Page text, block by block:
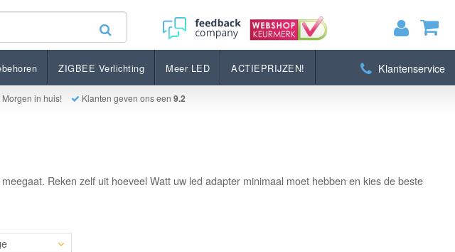
MIJN WINKELWAGEN
ZIGBEE Verlichting Meer LED ACTIEPRIJZEN! Klantenservice
Morgen in huis! Klanten geven ons een 9.2
Reken zelf uit hoeveel Watt uw led adapter minimaal moet hebben en kies de beste